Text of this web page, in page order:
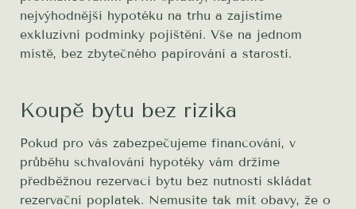
nejvýhodnější hypotéku na trhu a zajistíme
exkluzivní podmínky pojištění. Vše na jednom
místě, bez zbytečného papírování a starostí.
Koupě bytu bez rizika
Pokud pro vás zabezpečujeme financování, v
průběhu schvalování hypotéky vám držíme
předběžnou rezervaci bytu bez nutnosti skládat
rezervační poplatek. Nemusíte tak mít obavy, že o